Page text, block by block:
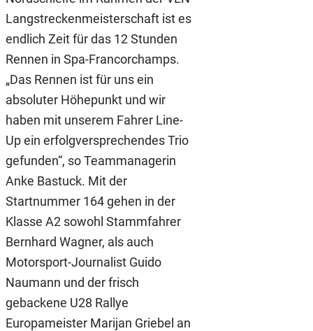
Langstreckenmeisterschaft ist es
endlich Zeit für das 12 Stunden
Rennen in Spa-Francorchamps.
„Das Rennen ist für uns ein
absoluter Höhepunkt und wir
haben mit unserem Fahrer Line-
Up ein erfolgversprechendes Trio
gefunden“, so Teammanagerin
Anke Bastuck. Mit der
Startnummer 164 gehen in der
Klasse A2 sowohl Stammfahrer
Bernhard Wagner, als auch
Motorsport-Journalist Guido
Naumann und der frisch
gebackene U28 Rallye
Europameister Marijan Griebel an